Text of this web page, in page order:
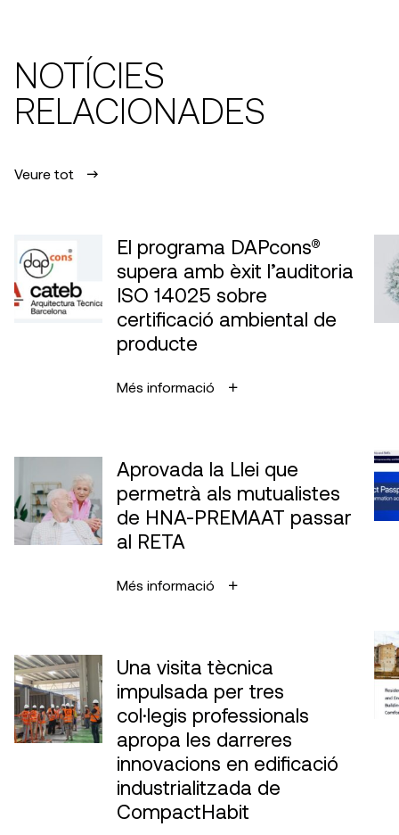
NOTÍCIES
RELACIONADES
Veure tot
El programa DAPcons®
supera amb èxit l’auditoria
ISO 14025 sobre
certificació ambiental de
producte
Més informació
Aprovada la Llei que
permetrà als mutualistes
de HNA-PREMAAT passar
al RETA
Més informació
Una visita tècnica
impulsada per tres
col·legis professionals
apropa les darreres
innovacions en edificació
industrialitzada de
CompactHabit